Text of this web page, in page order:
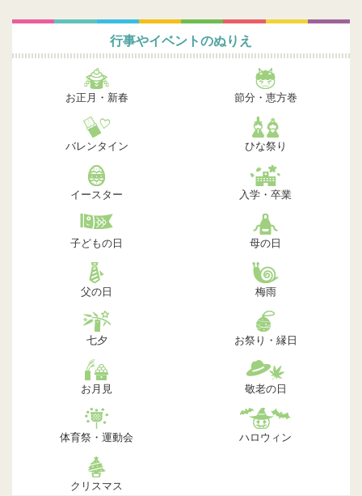
行事やイベントのぬりえ
お正月・新春 節分・恵方巻
バレンタイン ひな祭り
イースター 入学・卒業
子どもの日 母の日
父の日 梅雨
七夕 お祭り・縁日
お月見 敬老の日
体育祭・運動会 ハロウィン
クリスマス